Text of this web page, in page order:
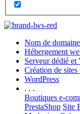
Nom de domaine
Hébergement
Serveur dédié et
Création de sites
WordPress
. . .
Boutiques e-
PrestaShop Site